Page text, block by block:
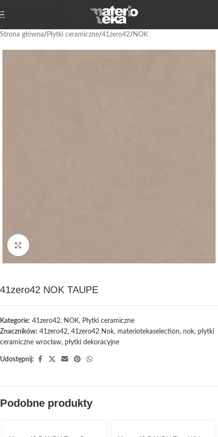
Przejdź do nawigacji
Strona główna/ Płytki ceramiczne/41zero42/ NOK
Kliknij, aby powiększyć
41zero42 NOK TAUPE
Kategorie: 41zero42, NOK, Płytki ceramiczne
Znaczników: 41zero42, 41zero42 Nok, materiotekaselection, nok, płytki
ceramiczne wrocław, płytki dekoracyjne
Udostępnij:
Podobne produkty